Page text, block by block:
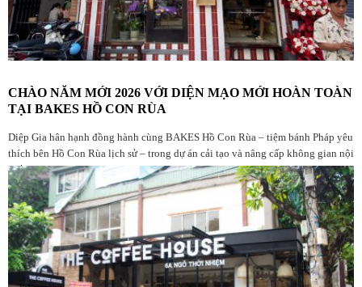
CHÀO NĂM MỚI 2026 VỚI DIỆN MẠO MỚI HOÀN TOÀN
TẠI BAKES HỒ CON RÙA
Diệp Gia hân hạnh đồng hành cùng BAKES Hồ Con Rùa – tiệm bánh Pháp yêu
thích bên Hồ Con Rùa lịch sử – trong dự án cải tạo và nâng cấp không gian nội
thất